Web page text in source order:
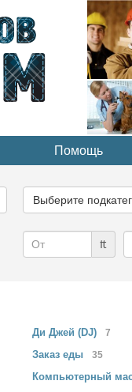
Помощь
категорию...
Выберите
₶
Ди Джей (DJ) 7
Заказ еды 35
Компьютерный